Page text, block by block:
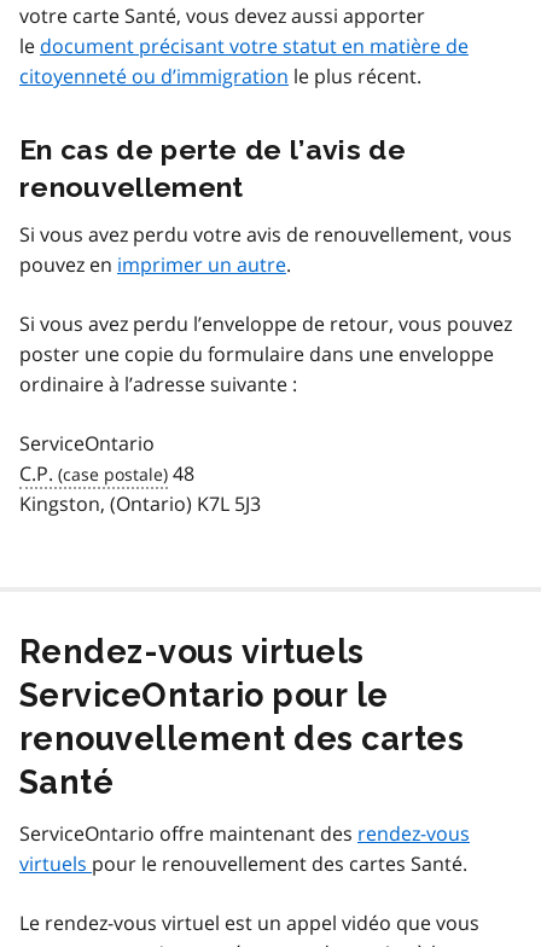
votre carte Santé, vous devez aussi apporter
le document précisant votre statut en matière de
citoyenneté ou d’immigration le plus récent.
En cas de perte de l’avis de
renouvellement
Si vous avez perdu votre avis de renouvellement, vous
pouvez en imprimer un autre.
Si vous avez perdu l’enveloppe de retour, vous pouvez
poster une copie du formulaire dans une enveloppe
ordinaire à l’adresse suivante :
ServiceOntario
C.P.
48
Kingston, (Ontario) K7L 5J3
Rendez-vous virtuels
ServiceOntario pour le
renouvellement des cartes
Santé
ServiceOntario offre maintenant des rendez-vous
virtuels pour le renouvellement des cartes Santé.
Le rendez-vous virtuel est un appel vidéo que vous